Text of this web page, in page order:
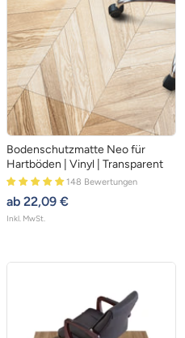
Bodenschutzmatte Neo für
Hartböden | Vinyl | Transparent
148 Bewertungen
angebotspreis
ab 22,09 €
Inkl. MwSt.